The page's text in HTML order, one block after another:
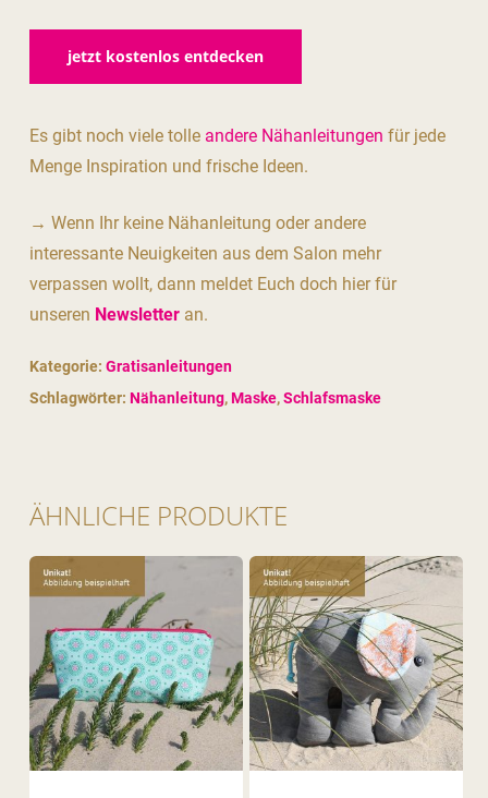
jetzt kostenlos entdecken
Es gibt noch viele tolle andere Nähanleitungen für jede
Menge Inspiration und frische Ideen.
→ Wenn Ihr keine Nähanleitung oder andere
interessante Neuigkeiten aus dem Salon mehr
verpassen wollt, dann meldet Euch doch hier für
unseren Newsletteran.
Kategorie: Gratisanleitungen
Schlagwörter: Nähanleitung,Maske,Schlafsmaske
ÄHNLICHE PRODUKTE